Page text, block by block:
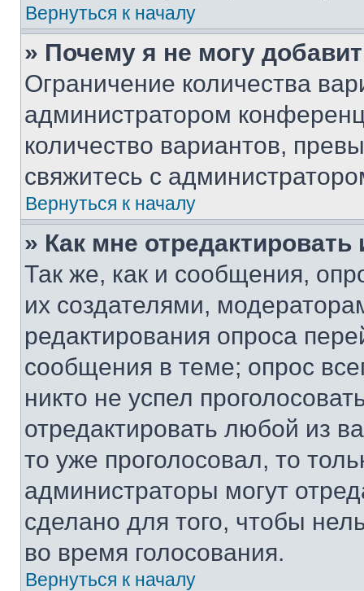
Вернуться к началу
» Почему я не могу
Ограничение количества
администратором
количество вариантов,
свяжитесь с
Вернуться к началу
» Как мне
Так же, как и сообщения,
их создателями,
редактирования опроса
сообщения в теме; опрос
никто не успел
отредактировать любой из
то уже проголосовал, то
администраторы могут
сделано для того, чтобы
во время голосования.
Вернуться к началу